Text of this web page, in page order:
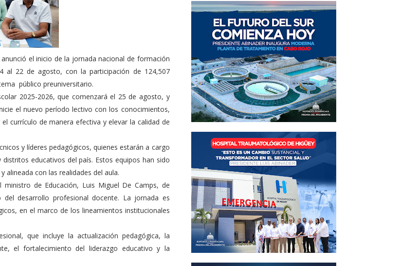
el inicio de la jornada nacional de formación
al 22 de agosto, con la participación de 124,507
público preuniversitario.
2025-2026, que comenzará el 25 de agosto, y
el nuevo período lectivo con los conocimientos,
currículo de manera efectiva y elevar la calidad de
y líderes pedagógicos, quienes estarán a cargo
educativos del país. Estos equipos han sido
con las realidades del aula.
de Educación, Luis Miguel De Camps, de
desarrollo profesional docente. La jornada es
en el marco de los lineamientos institucionales
que incluye la actualización pedagógica, la
el fortalecimiento del liderazgo educativo y la